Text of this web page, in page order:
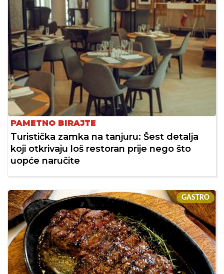
PAMETNO BIRAJTE
Turistička zamka na tanjuru: Šest detalja
koji otkrivaju loš restoran prije nego što
uopće naručite
GASTRO